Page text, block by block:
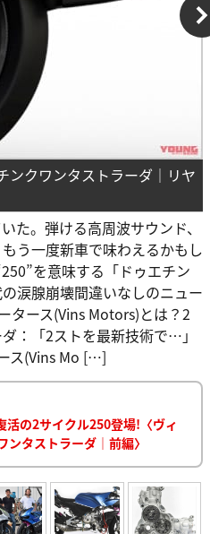
ンクワンタストラーダ｜リヤ
た。弾ける高周波サウンド、
う一度新車で味わえるかもし
を意味する「ドゥエチン
涙腺崩壊間違いなしのニュー
タース(Vins Motors)とは？2
：「2ストを最新技術で…」
ス(Vins Mo […]
活の2サイクル250登場!〈ヴィ
ンタストラーダ｜前編〉